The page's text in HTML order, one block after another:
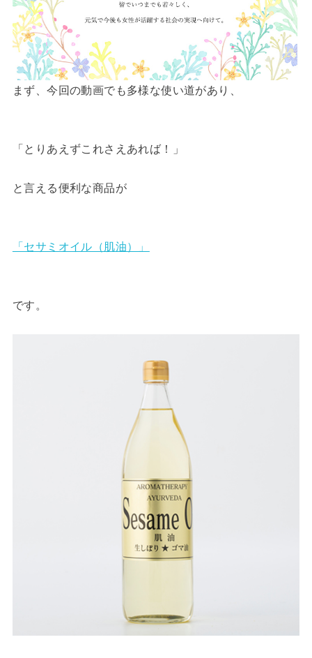
まず、今回の動画でも多様な使い道があり、
「とりあえずこれさえあれば！」
と言える便利な商品が
「セサミオイル（肌油）」
です。